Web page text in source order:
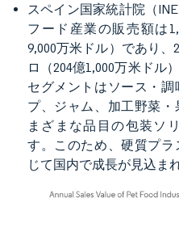
スペイン国家統計院（
フード産業の販売額は
9,000万米ドル）であり、
ロ（204億1,000万米ドル
セグメントはソース・
プ、ジャム、加工野菜
まざまな品目の包装ソ
す。このため、硬質プ
じて国内で成長が見込ま